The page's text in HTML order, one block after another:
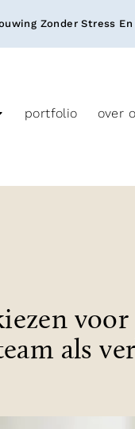
Zonder Stress
portfolio over
als